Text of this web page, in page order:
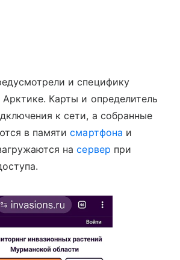
и специфику
Карты и определитель
к сети, а собранные
в памятисмартфона и
насервер при